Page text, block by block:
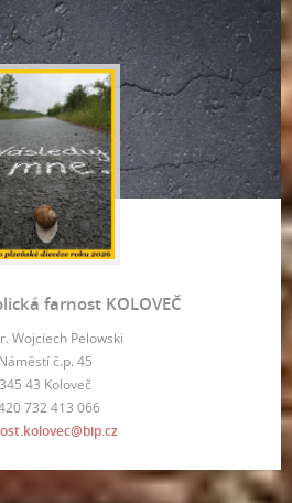
farnost KOLOVEČ
Wojciech Pelowski
Náměstí č.p. 45
345 43 Koloveč
732 413 066